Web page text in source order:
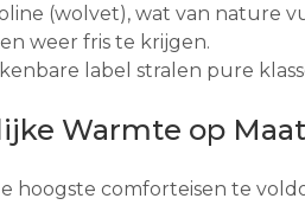
(wolvet), wat van nature
weer fris te krijgen.
label stralen pure
Warmte op Maat
hoogste comforteisen te